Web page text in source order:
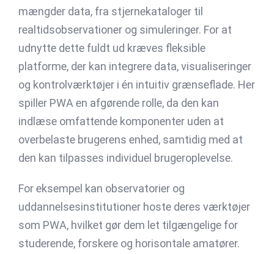
mængder data, fra stjernekataloger til
realtidsobservationer og simuleringer. For at
udnytte dette fuldt ud kræves fleksible
platforme, der kan integrere data, visualiseringer
og kontrolværktøjer i én intuitiv grænseflade. Her
spiller PWA en afgørende rolle, da den kan
indlæse omfattende komponenter uden at
overbelaste brugerens enhed, samtidig med at
den kan tilpasses individuel brugeroplevelse.
For eksempel kan observatorier og
uddannelsesinstitutioner hoste deres værktøjer
som PWA, hvilket gør dem let tilgængelige for
studerende, forskere og horisontale amatører.